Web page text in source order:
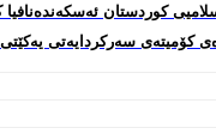
كوردستان
كۆمیته‌ی سه‌ركردایه‌تی